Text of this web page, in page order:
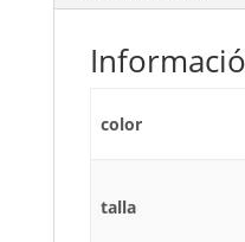
color
talla